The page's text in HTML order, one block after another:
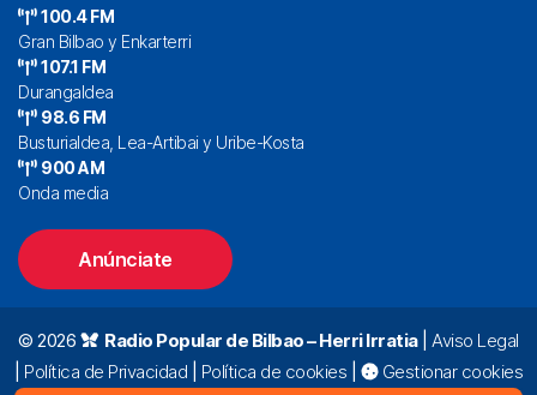
100.4 FM
Gran Bilbao y Enkarterri
107.1 FM
Durangaldea
98.6 FM
Busturialdea, Lea-Artibai y Uribe-Kosta
900 AM
Onda media
Anúnciate
© 2026 Radio Popular de Bilbao – Herri Irratia| Aviso Legal
Política de Privacidad Política de cookies
Gestionar cookies